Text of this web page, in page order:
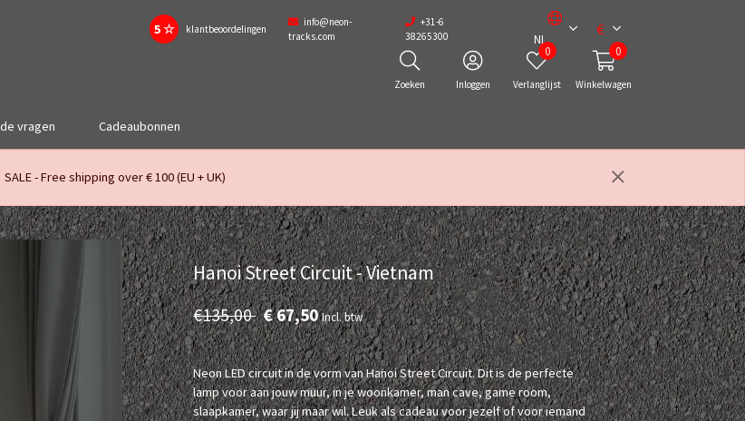
5 ☆ klantbeoordelingen
info@neon-
tracks.com
+31-6
38265300
NL
€
Zoeken Inloggen
0
Verlanglijst
0
Winkelwagen
vragen Cadeaubonnen
SALE - Free shipping over € 100 (EU + UK)
Hanoi Street Circuit - Vietnam
€135,00 € 67,50Incl. btw
Neon LED circuit in de vorm van Hanoi Street Circuit. Dit is de perfecte
lamp voor aan jouw muur, in je woonkamer, man cave, game room,
slaapkamer, waar jij maar wil. Leuk als cadeau voor jezelf of voor iemand